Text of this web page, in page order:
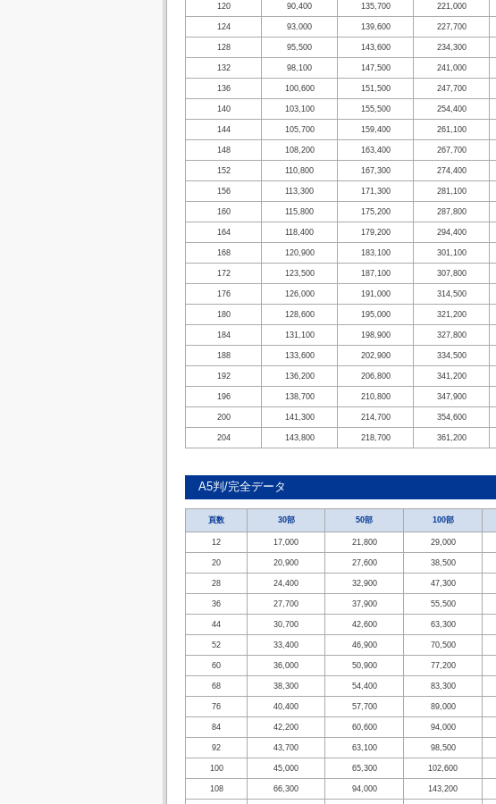
120 90,400 135,700 221,000
124 93,000 139,600 227,700
128 95,500 143,600 234,300
132 98,100 147,500 241,000
136 100,600 151,500 247,700
140 103,100 155,500 254,400
144 105,700 159,400 261,100
148 108,200 163,400 267,700
152 110,800 167,300 274,400
156 113,300 171,300 281,100
160 115,800 175,200 287,800
164 118,400 179,200 294,400
168 120,900 183,100 301,100
172 123,500 187,100 307,800
176 126,000 191,000 314,500
180 128,600 195,000 321,200
184 131,100 198,900 327,800
188 133,600 202,900 334,500
192 136,200 206,800 341,200
196 138,700 210,800 347,900
200 141,300 214,700 354,600
204 143,800 218,700 361,200
A5判/完全データ
頁数 30部 50部 100部
12 17,000 21,800 29,000
20 20,900 27,600 38,500
28 24,400 32,900 47,300
36 27,700 37,900 55,500
44 30,700 42,600 63,300
52 33,400 46,900 70,500
60 36,000 50,900 77,200
68 38,300 54,400 83,300
76 40,400 57,700 89,000
84 42,200 60,600 94,000
92 43,700 63,100 98,500
100 45,000 65,300 102,600
108 66,300 94,000 143,200